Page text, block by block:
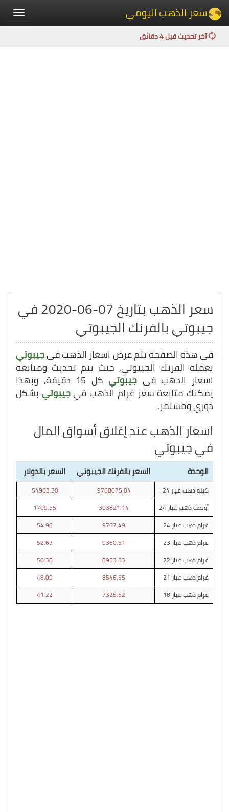
Toggle سعر الذهب اليومي
آخر تحديث قبل 4 دقائق
سعر الذهب بتاريخ 07-06-2020 في
جيبوتي بالفرنك الجيبوتي
في هذه الصفحة يتم عرض اسعار الذهب فيجيبوتي
بعملة الفرنك الجيبوتي, حيث يتم تحديث ومتابعة
اسعار الذهب في جيبوتي كل 15 دقيقة, وبهذا
يمكنك متابعة سعر غرام الذهب فيجيبوتي بشكل
دوري ومستمر.
اسعار الذهب عند إغلاق أسواق المال
في جيبوتي
الوحدة السعر بالفرنك الجيبوتي السعر بالدولار
كيلو ذهب عيار 24 9768075.04
54963.30
أونصة ذهب عيار 24
303821.14
1709.55
غرام ذهب عيار 24
9767.49
54.96
غرام ذهب عيار 23
9360.51
52.67
غرام ذهب عيار 22
8953.53
50.38
غرام ذهب عيار 21
8546.55
48.09
غرام ذهب عيار 18
7325.62
41.22